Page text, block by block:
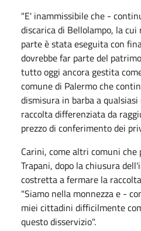
"E' inammissibile che -
discarica di Bellolampo, la
parte è stata eseguita con
dovrebbe far parte del
tutto oggi ancora gestita
comune di Palermo che
dismisura in barba a
raccolta differenziata da
prezzo di conferimento dei
Carini, come altri comuni
Trapani, dopo la chiusura
costretta a fermare la
"Siamo nella monnezza e -
miei cittadini difficilmente
questo disservizio".